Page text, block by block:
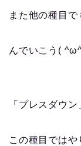
また他の種目
んでいこう(
「プレスダウン
この種目では